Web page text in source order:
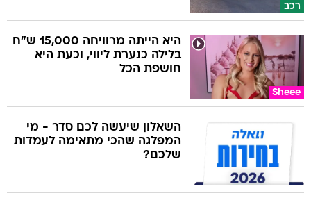
רכב
Sheee
היא הייתה מרוויחה 15,000 ש"ח
בלילה כנערת ליווי, וכעת היא
חושפת הכל
השאלון שיעשה לכם סדר - מי
המפלגה שהכי מתאימה לעמדות
שלכם?